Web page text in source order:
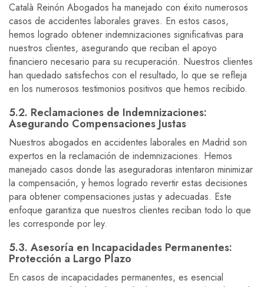
Català Reinón Abogados ha manejado con éxito numerosos
casos de accidentes laborales graves. En estos casos,
hemos logrado obtener indemnizaciones significativas para
nuestros clientes, asegurando que reciban el apoyo
financiero necesario para su recuperación. Nuestros clientes
han quedado satisfechos con el resultado, lo que se refleja
en los numerosos testimonios positivos que hemos recibido.
5.2. Reclamaciones de Indemnizaciones:
Asegurando Compensaciones Justas
Nuestros abogados en accidentes laborales en Madrid son
expertos en la reclamación de indemnizaciones. Hemos
manejado casos donde las aseguradoras intentaron minimizar
la compensación, y hemos logrado revertir estas decisiones
para obtener compensaciones justas y adecuadas. Este
enfoque garantiza que nuestros clientes reciban todo lo que
les corresponde por ley.
5.3. Asesoría en Incapacidades Permanentes:
Protección a Largo Plazo
En casos de incapacidades permanentes, es esencial